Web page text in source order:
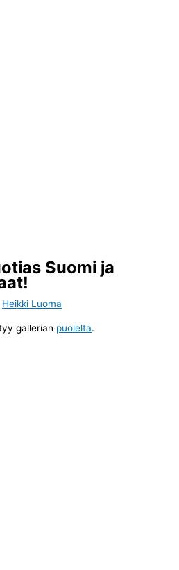
Suomi ja
Heikki Luoma
gallerian puolelta.